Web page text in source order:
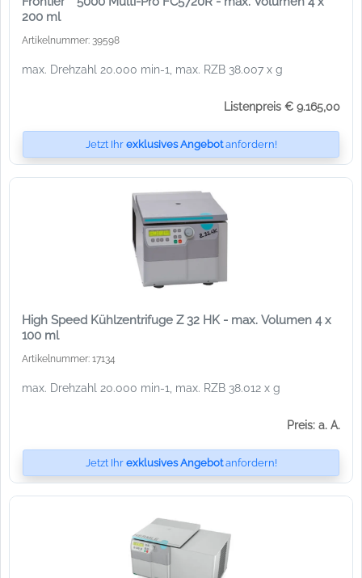
200 ml
Artikelnummer: 39598
max. Drehzahl 20.000 min-1, max. RZB 38.007 x g
Listenpreis € 9.165,00
Jetzt Ihr exklusives Angebotanfordern!
High Speed Kühlzentrifuge Z 32 HK - max. Volumen 4 x
100 ml
Artikelnummer: 17134
max. Drehzahl 20.000 min-1, max. RZB 38.012 x g
Preis: a. A.
Jetzt Ihr exklusives Angebotanfordern!